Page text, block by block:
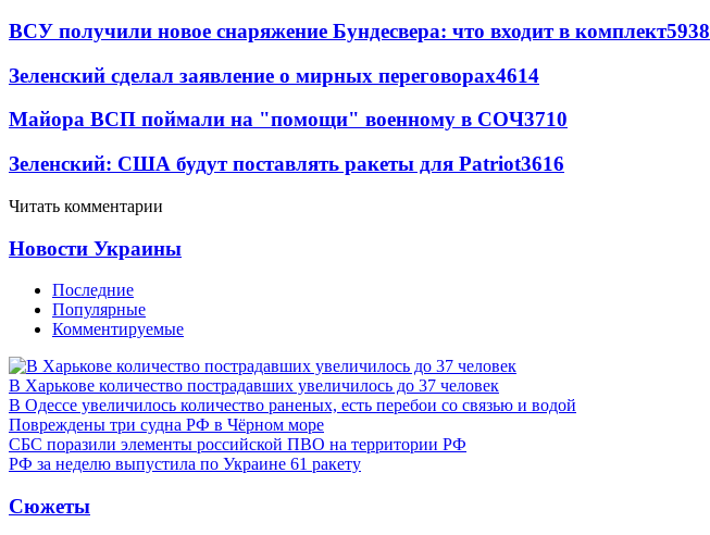
ВСУ получили новое снаряжение Бундесвера: что входит в комплект5938
Зеленский сделал заявление о мирных переговорах4614
Майора ВСП поймали на "помощи" военному в СОЧ3710
Зеленский: США будут поставлять ракеты для Patriot3616
Читать комментарии
Новости Украины
Последние
Популярные
Комментируемые
В Харькове количество пострадавших увеличилось до 37 человек
В Одессе увеличилось количество раненых, есть перебои со связью и водой
Повреждены три судна РФ в Чёрном море
СБС поразили элементы российской ПВО на территории РФ
РФ за неделю выпустила по Украине 61 ракету
Сюжеты